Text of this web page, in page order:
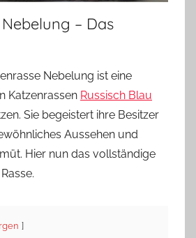
– Das
Nebelung ist eine
Katzenrassen Russisch Blau
Sie begeistert ihre Besitzer
Aussehen und
Hier nun das vollständige